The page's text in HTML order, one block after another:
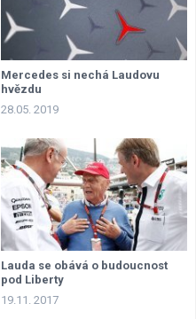
Mercedes si nechá Laudovu
hvězdu
28.05. 2019
Lauda se obává o budoucnost
pod Liberty
19.11. 2017